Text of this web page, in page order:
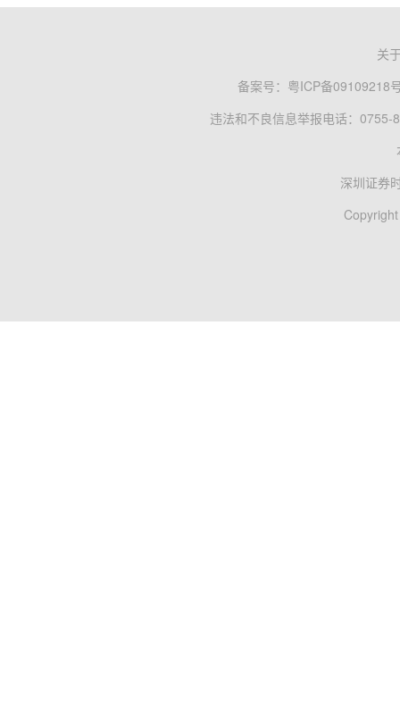
关
备案号： 粤ICP备09109218
违法和不良信息举报电话：0755-
深圳证券